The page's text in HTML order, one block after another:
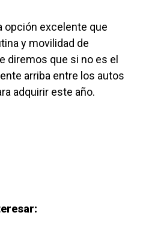
opción excelente que
y movilidad de
diremos que si no es el
arriba entre los autos
adquirir este año.